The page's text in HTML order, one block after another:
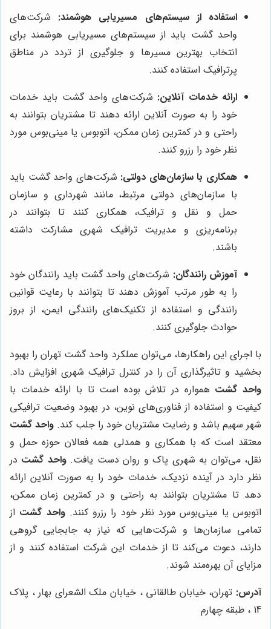
استفاده از سیستم‌های مسیریابی هوشمند: شرکت‌های
واحد گشت باید از سیستم‌های مسیریابی هوشمند برای
انتخاب بهترین مسیرها و جلوگیری از تردد در مناطق
پرترافیک استفاده کنند.
ارائه خدمات آنلاین: شرکت‌های واحد گشت باید خدمات
خود را به صورت آنلاین ارائه دهند تا مشتریان بتوانند به
راحتی و در کمترین زمان ممکن، اتوبوس یا مینی‌بوس مورد
نظر خود را رزرو کنند.
همکاری با سازمان‌های دولتی: شرکت‌های واحد گشت باید
با سازمان‌های دولتی مرتبط، مانند شهرداری و سازمان
حمل و نقل و ترافیک، همکاری کنند تا بتوانند در
برنامه‌ریزی و مدیریت ترافیک شهری مشارکت داشته
باشند.
آموزش رانندگان: شرکت‌های واحد گشت باید رانندگان خود
را به طور مرتب آموزش دهند تا بتوانند با رعایت قوانین
رانندگی و استفاده از تکنیک‌های رانندگی ایمن، از بروز
حوادث جلوگیری کنند.
با اجرای این راهکارها، می‌توان عملکرد واحد گشت تهران را بهبود
بخشید و تاثیرگذاری آن را در کنترل ترافیک شهری افزایش داد.
واحد گشت همواره در تلاش بوده است تا با ارائه خدمات با
کیفیت و استفاده از فناوری‌های نوین، در بهبود وضعیت ترافیکی
شهر سهیم باشد و رضایت مشتریان خود را جلب کند. واحد گشت
معتقد است که با همکاری و همدلی همه فعالان حوزه حمل و
نقل، می‌توان به شهری پاک و روان دست یافت.واحد گشت در
نظر دارد در آینده نزدیک، خدمات خود را به صورت آنلاین ارائه
دهد تا مشتریان بتوانند به راحتی و در کمترین زمان ممکن،
اتوبوس یا مینی‌بوس مورد نظر خود را رزرو کنند.واحد گشت از
تمامی سازمان‌ها و شرکت‌هایی که نیاز به جابجایی گروهی
دارند، دعوت می‌کند تا از خدمات این شرکت استفاده کنند و از
مزایای آن بهره‌مند شوند.
آدرس: تهران، خیابان طالقانی ، خیابان ملک الشعرای بهار ، پلاک
14 ، طبقه چهارم